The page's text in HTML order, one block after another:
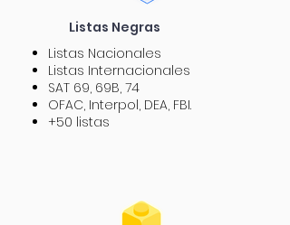
Listas Negras
Listas Nacionales
Listas Internacionales
SAT 69, 69B, 74
OFAC, Interpol, DEA, FBI.
+50 listas